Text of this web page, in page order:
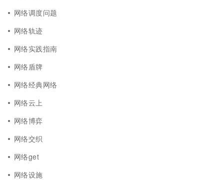
网络调度问题
网络轨迹
网络实践指南
网络盾牌
网络经典网络
网络云上
网络博弈
网络交织
网络get
网络设施